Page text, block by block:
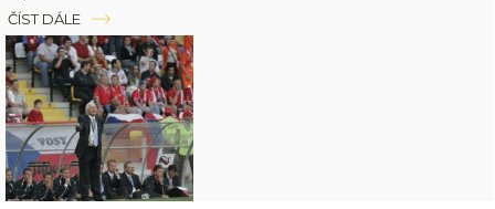
ČÍST DÁLE